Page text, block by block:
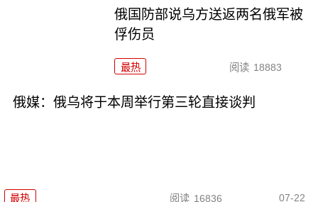
俄国防部说乌方送返两名俄军被
俘伤员
最热 阅读 18883
俄媒：俄乌将于本周举行第三轮直接谈判
最热 阅读 16836 07-22